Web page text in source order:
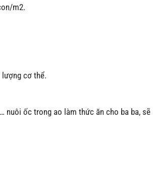
m2.
lượng cơ thể.
nuôi ốc trong ao làm thức ăn cho ba ba, sẽ